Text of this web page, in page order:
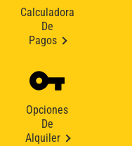
Calculadora
De
Pagos
Opciones
De
Alquiler